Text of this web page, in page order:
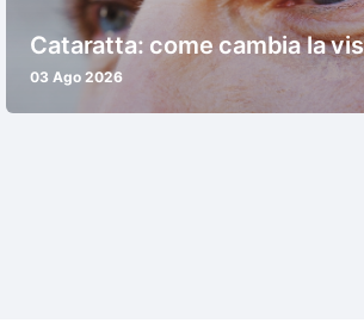
Cataratta: come cambia la
03 Ago 2026